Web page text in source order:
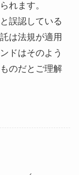
れます。
誤認している
は法規が適用
ドはそのよう
のだとご理解